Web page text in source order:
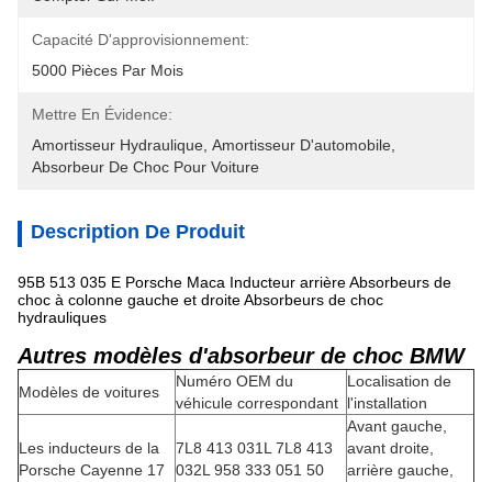
Capacité D'approvisionnement:
5000 Pièces Par Mois
Mettre En Évidence:
Amortisseur Hydraulique Amortisseur D'automobile
Absorbeur De Choc Pour Voiture
Description De Produit
95B 513 035 E Porsche Maca Inducteur arrière Absorbeurs de
choc à colonne gauche et droite Absorbeurs de choc
hydrauliques
Autres modèles d'absorbeur de choc BMW
Modèles de voitures
Numéro OEM du
véhicule correspondant
Localisation de
l'installation
Les inducteurs de la
Porsche Cayenne 17
7L8 413 031L 7L8 413
032L 958 333 051 50
Avant gauche,
avant droite,
arrière gauche,